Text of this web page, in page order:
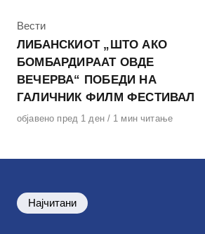
КАтегорија
Вести
ЛИБАНСКИОТ „ШТО АКО
БОМБАРДИРААТ ОВДЕ
ВЕЧЕРВА“ ПОБЕДИ НА
ГАЛИЧНИК ФИЛМ ФЕСТИВАЛ
Објавено
објавено пред 1 ден 1 мин читање
Најчитани